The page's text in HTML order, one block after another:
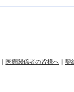
医療関係者の皆様へ 契